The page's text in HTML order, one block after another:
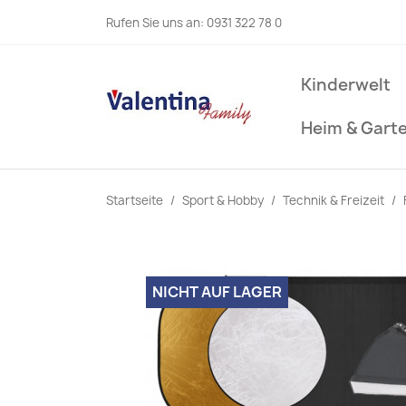
Rufen Sie uns an: 0931 322 78 0
Kinderwelt
Heim &
Startseite Sport & Hobby Technik & Freizeit
NICHT AUF LAGER